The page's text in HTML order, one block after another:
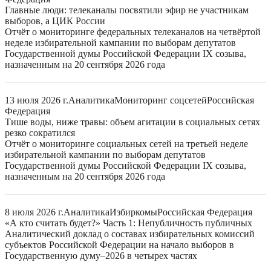
Главные люди: телеканалы посвятили эфир не участникам
выборов, а ЦИК России
Отчёт о мониторинге федеральных телеканалов на четвёртой
неделе избирательной кампании по выборам депутатов
Государственной думы Российской Федерации IX созыва,
назначенным на 20 сентября 2026 года
13 июля 2026 г.АналитикаМониторинг соцсетейРоссийская
Федерация
Тише воды, ниже травы: объем агитации в социальных сетях
резко сократился
Отчёт о мониторинге социальных сетей на третьей неделе
избирательной кампании по выборам депутатов
Государственной думы Российской Федерации IX созыва,
назначенным на 20 сентября 2026 года
8 июля 2026 г.АналитикаИзбиркомыРоссийская Федерация
«А кто считать будет?» Часть 1: Непубличность публичных
Аналитический доклад о составах избирательных комиссий
субъектов Российской Федерации на начало выборов в
Государственную думу–2026 в четырех частях